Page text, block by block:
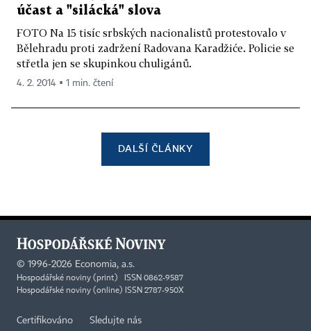
účast a "silácká" slova
FOTO Na 15 tisíc srbských nacionalistů protestovalo v
Bělehradu proti zadržení Radovana Karadžiće. Policie se
střetla jen se skupinkou chuligánů.
4. 2. 2014 ▪ 1 min. čtení
DALŠÍ ČLÁNKY
© 1996-2026 Economia, a.s.
Hospodářské noviny (print) ISSN 0862-9587
Hospodářské noviny (online) ISSN 2787-950X
Certifikováno Sledujte nás